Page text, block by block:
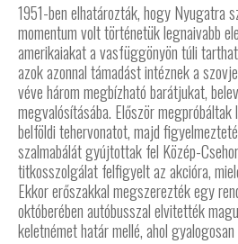
1951-ben elhatározták, hogy Nyugatra
momentum volt történetük legnaivabb
amerikaiakat a vasfüggönyön túli
azok azonnal támadást intéznek a
véve három megbízható barátjukat,
megvalósításába. Először
belföldi tehervonatot, majd
szalmabálát gyújtottak fel Közép-
titkosszolgálat felfigyelt az akcióra,
Ekkor erőszakkal megszerezték egy
októberében autóbusszal elvitették
keletnémet határ mellé, ahol